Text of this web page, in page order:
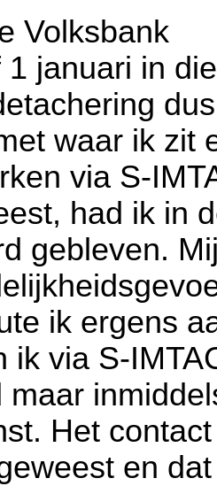
Volksbank
1 januari in
waar ik zit
via S-
had ik in
gebleven.
ik ergens
ik via S-
maar
Het
en